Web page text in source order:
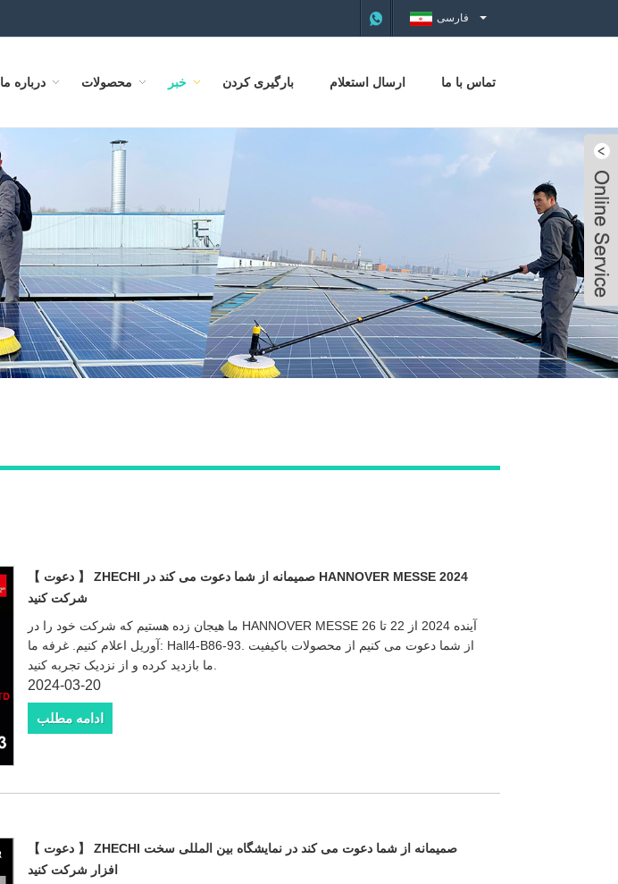
فارسی
درباره ما محصولات خبر بارگیری کردن ارسال استعلام تماس با ما
【 دعوت 】 ZHECHI صمیمانه از شما دعوت می کند در HANNOVER MESSE 2024
شرکت کنید
ما هیجان زده هستیم که شرکت خود را در HANNOVER MESSE آینده 2024 از 22 تا 26
آوریل اعلام کنیم. غرفه ما: Hall4-B86-93. از شما دعوت می کنیم از محصولات باکیفیت
2024-03-20
ادامه مطلب
【 دعوت 】 ZHECHI صمیمانه از شما دعوت می کند در نمایشگاه بین المللی سخت
افزار شرکت کنید